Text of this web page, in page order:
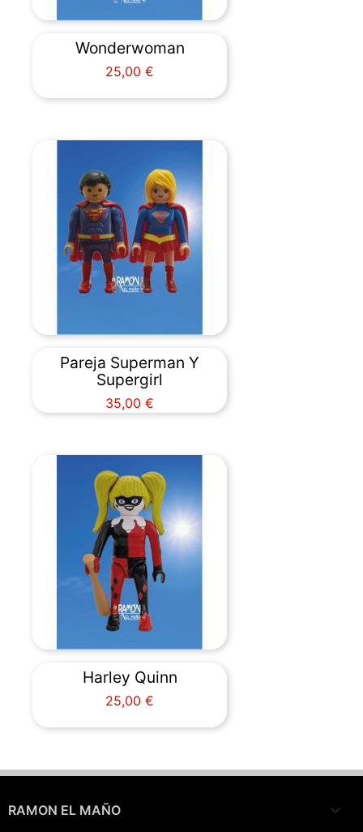
Wonderwoman
Precio
25,00 €
Pareja Superman Y
Supergirl
Precio
35,00 €
Harley Quinn
Precio
25,00 €
RAMON EL MAÑO 